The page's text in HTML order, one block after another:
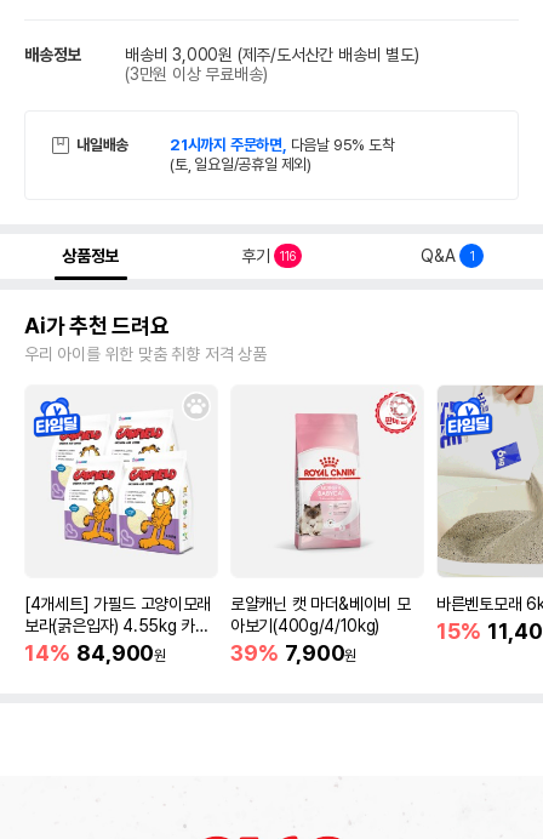
배송정보 배송비 3,000원 (제주/도서산간 배송비 별도)
(3만원 이상 무료배송)
내일배송 21시까지 주문하면, 다음날 95% 도착
(토, 일요일/공휴일 제외)
상품정보 후기 116 Q&A 1
Ai가 추천 드려요
우리 아이를 위한 맞춤 취향 저격 상품
[4개세트] 가필드 고양이모래
보라(굵은입자) 4.55kg 카사
바모래
14% 84,900원
로얄캐닌 캣 마더&베이비 모
아보기(400g/4/10kg)
39% 7,900원
바른벤토모래
15%